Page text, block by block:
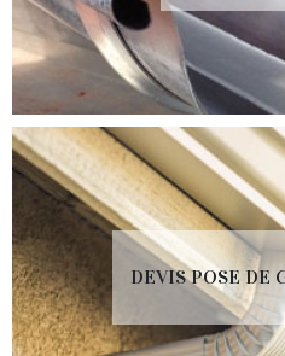
DEVIS POSE DE